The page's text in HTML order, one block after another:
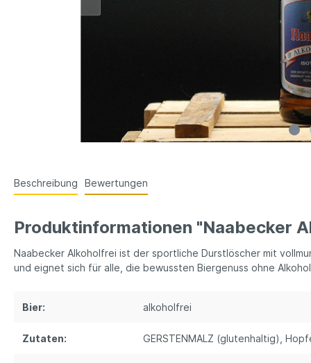
Beschreibung Bewertungen
Produktinformationen "Naabecker
Naabecker Alkoholfrei ist der sportliche Durstlöscher mit
und eignet sich für alle, die bewussten Biergenuss ohne
Bier: alkoholfrei
Zutaten: GERSTENMALZ (glutenhaltig) ,